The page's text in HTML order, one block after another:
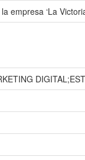
empresa ‘La